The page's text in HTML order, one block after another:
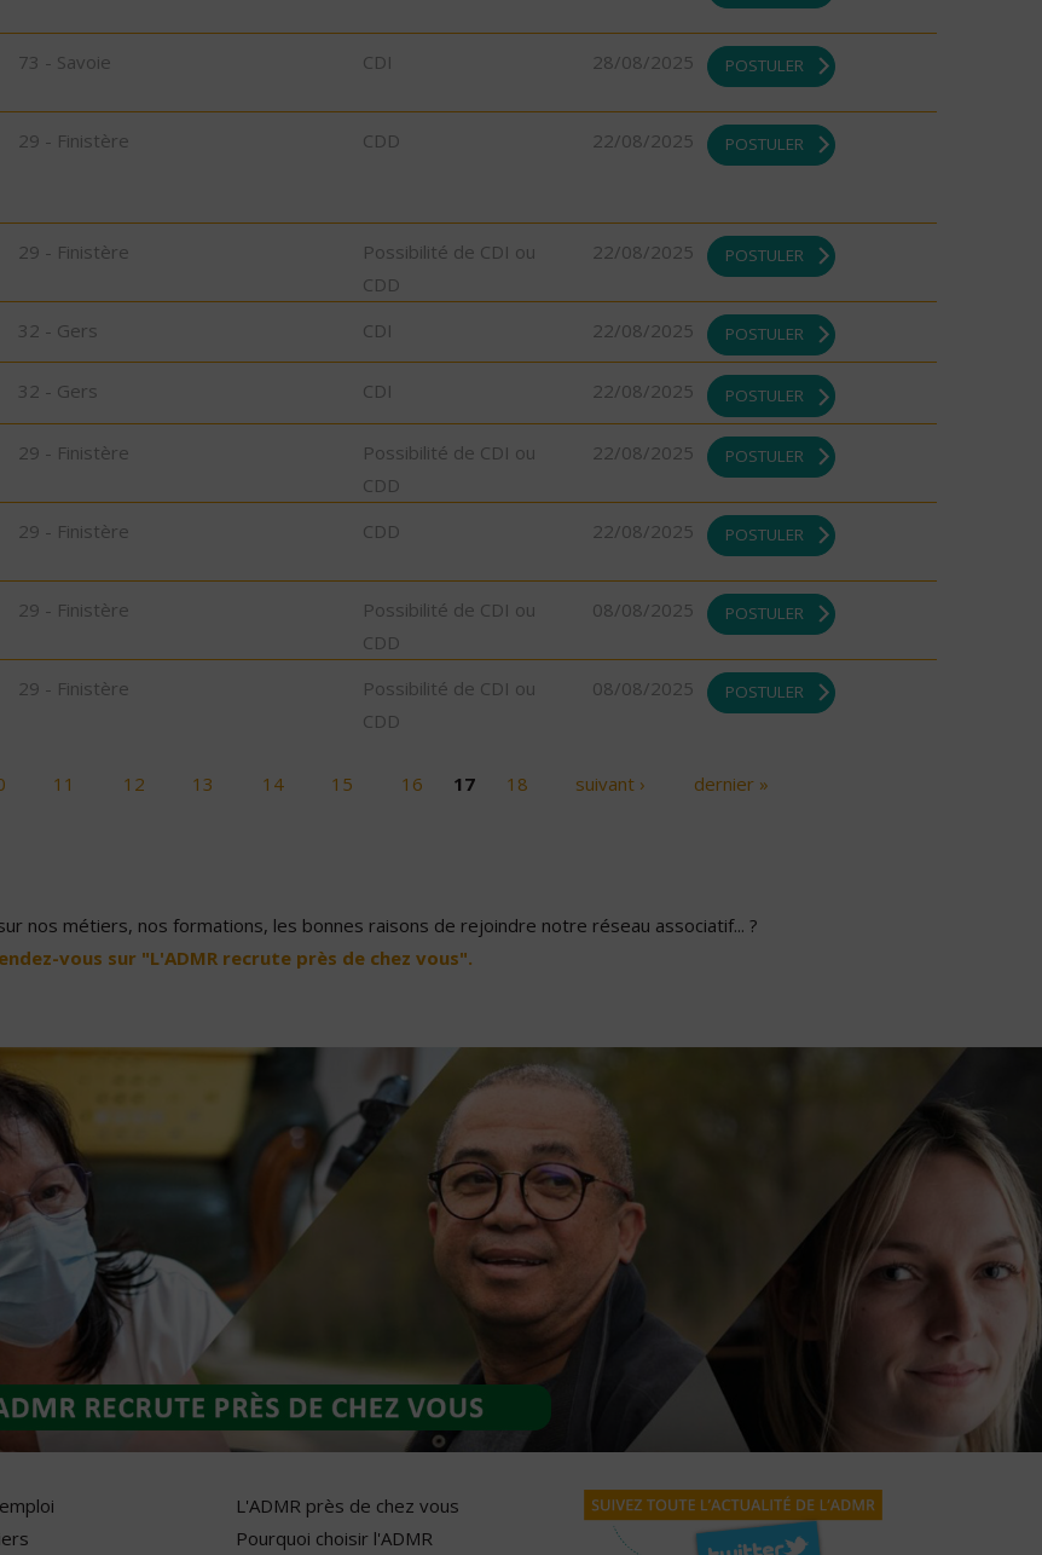
73 - Savoie CDI 28/08/2025 POSTULER
29 - Finistère CDD 22/08/2025 POSTULER
29 - Finistère
Possibilité de CDI ou
CDD
22/08/2025 POSTULER
32 - Gers CDI 22/08/2025 POSTULER
32 - Gers CDI 22/08/2025 POSTULER
29 - Finistère
Possibilité de CDI ou
CDD
22/08/2025 POSTULER
29 - Finistère CDD 22/08/2025 POSTULER
29 - Finistère
Possibilité de CDI ou
CDD
08/08/2025 POSTULER
29 - Finistère
Possibilité de CDI ou
CDD
08/08/2025 POSTULER
11 12 13 14 15 16 17 18 suivant › dernier »
nos métiers, nos formations, les bonnes raisons de rejoindre notre réseau associatif... ?
vous sur "L'ADMR recrute près de chez vous".
L'ADMR près de chez vous
Pourquoi choisir l'ADMR